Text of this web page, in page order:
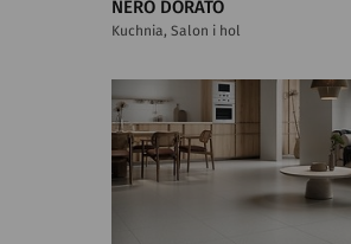
NERO DORATO
Kuchnia, Salon i hol